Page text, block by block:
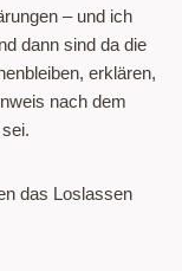
– und ich
dann sind da die
erklären,
nach dem
das Loslassen